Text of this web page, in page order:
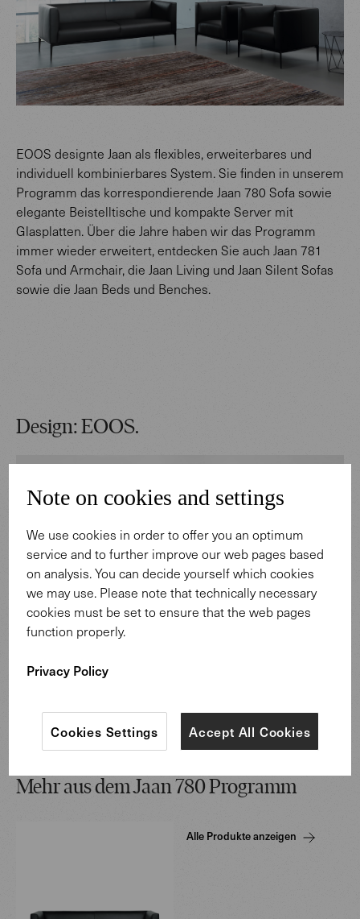
EOOS designte Jaan als flexibles, erweiterbares und
individuell kombinierbares System. Sie finden in unserem
Programm das korrespondierende Jaan 780 Sofa sowie
elegante Beistelltische und kompakte Server mit
Glasplatten. Über die Jahre haben wir das Programm
immer wieder erweitert, entdecken Sie auch Jaan 781
Sofa und Armchair, die Jaan Living und Jaan Silent Sofas
sowie die Jaan Beds und Benches.
Design: EOOS.
Designtrios EOOS – bis heute wurden gemeinsam
Mehr Infos
Mehr aus dem Jaan 780 Programm
Alle Produkte anzeigen
Note on cookies and settings
We use cookies in order to offer you an optimum
service and to further improve our web pages based
on analysis. You can decide yourself which cookies
we may use. Please note that technically necessary
cookies must be set to ensure that the web pages
function properly.
Privacy Policy
Accept All Cookies
Cookies Settings